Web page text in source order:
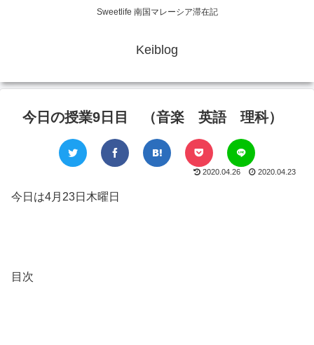
Sweetlife 南国マレーシア滞在記
Keiblog
今日の授業9日目 （音楽 英語 理科）
2020.04.26 2020.04.23
今日は4月23日木曜日
目次